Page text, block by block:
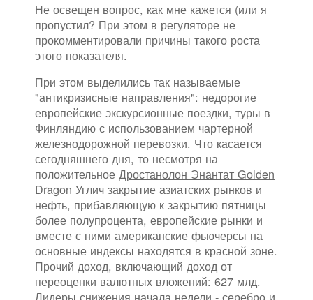
Не освещен вопрос, как мне кажется (или я
пропустил? При этом в регуляторе не
прокомментировали причины такого роста
этого показателя.
При этом выделились так называемые
"антикризисные направления": недорогие
европейские экскурсионные поездки, туры в
Финляндию с использованием чартерной
железнодорожной перевозки. Что касается
сегодняшнего дня, то несмотря на
положительное Дростанолон Энантат Golden
Dragon Углич закрытие азиатских рынков и
нефть, прибавляющую к закрытию пятницы
более полупроцента, европейские рынки и
вместе с ними американские фьючерсы на
основные индексы находятся в красной зоне.
Прочий доход, включающий доход от
переоценки валютных вложений: 627 млд.
Лидеры снижения начала недели - серебро и